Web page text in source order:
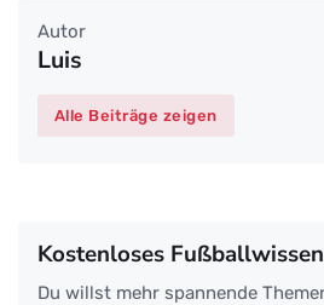
Autor
Luis
Alle Beiträge zeigen
Kostenloses Fußballwissen
Du willst mehr spannende